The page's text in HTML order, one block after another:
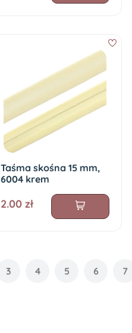
Taśma skośna 15 mm,
6004 krem
2.00 zł
3 4 5 6 7